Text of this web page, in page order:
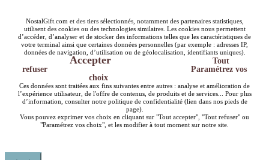
NostalGift.com et des tiers sélectionnés, notamment des partenaires statistiques,
utilisent des cookies ou des technologies similaires. Les cookies nous permettent
d’accéder, d’analyser et de stocker des informations telles que les caractéristiques de
votre terminal ainsi que certaines données personnelles (par exemple : adresses IP,
données de navigation, d’utilisation ou de géolocalisation, identifiants uniques).
Accepter
Tout
refuser
Paramétrez vos
choix
Ces données sont traitées aux fins suivantes entre autres : analyse et amélioration de
l’expérience utilisateur, de l'offre de contenus, de produits et de services... Pour plus
d’information, consulter notre politique de confidentialité (lien dans nos pieds de
page).
Vous pouvez exprimer vos choix en cliquant sur "Tout accepter", "Tout refuser" ou
"Paramétrez vos choix", et les modifier à tout moment sur notre site.